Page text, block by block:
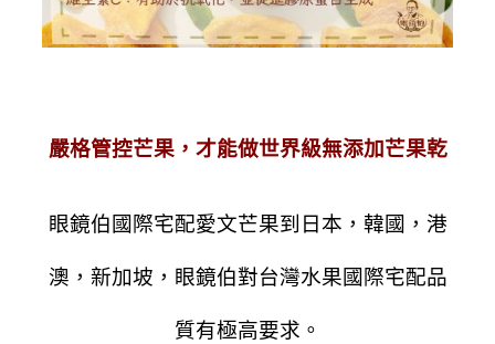
嚴格管控芒果，才能做世界級無添加芒果乾
眼鏡伯國際宅配愛文芒果到日本，韓國，港
澳，新加坡，眼鏡伯對台灣水果國際宅配品
質有極高要求。